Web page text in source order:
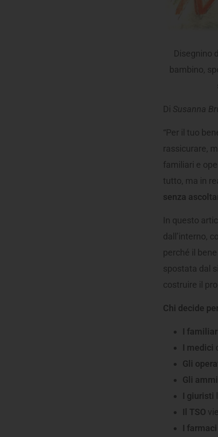
Disegnino
bambino,
Di Susanna
“Per il tuo
rassicurare,
familiari e
tutto, ma in
senza
In questo
dall’interno,
perché il
spostata dal
costruire il
Chi decide
I
I medici
Gli
Gli
I giuristi
Il TSO
I farmaci